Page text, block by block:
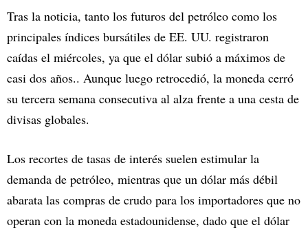
Tras la noticia, tanto los futuros del petróleo como los
principales índices bursátiles de EE. UU. registraron
caídas el miércoles, ya que el dólar subió a máximos de
casi dos años.. Aunque luego retrocedió, la moneda cerró
su tercera semana consecutiva al alza frente a una cesta de
divisas globales.
Los recortes de tasas de interés suelen estimular la
demanda de petróleo, mientras que un dólar más débil
abarata las compras de crudo para los importadores que no
operan con la moneda estadounidense, dado que el dólar